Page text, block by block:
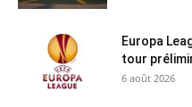
Europa
tour
6 août 2026